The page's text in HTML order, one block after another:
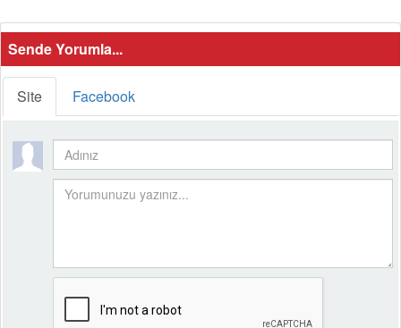
Sende Yorumla...
Site Facebook